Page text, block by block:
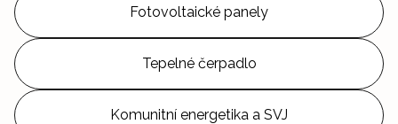
Fotovoltaické panely
Tepelné čerpadlo
Komunitní energetika a SVJ